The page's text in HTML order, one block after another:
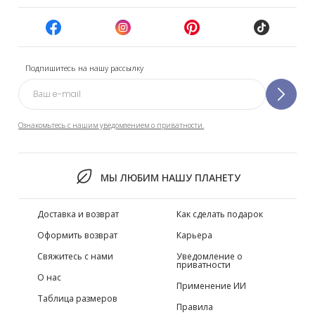
Подпишитесь на нашу рассылку
Ознакомьтесь с нашим уведомлением о приватности.
МЫ ЛЮБИМ НАШУ ПЛАНЕТУ
Доставка и возврат
Оформить возврат
Свяжитесь с нами
О нас
Таблица размеров
Как сделать подарок
Карьера
Уведомление о
приватности
Применение ИИ
Правила